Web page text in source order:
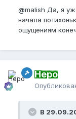
@malish Да, я
начала
ощущениям
Неро
В